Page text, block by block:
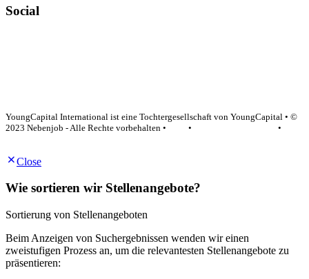
Social
YoungCapital International ist eine Tochtergesellschaft von YoungCapital • ©
2023 Nebenjob - Alle Rechte vorbehalten •
•
•
Close
Wie sortieren wir Stellenangebote?
Sortierung von Stellenangeboten
Beim Anzeigen von Suchergebnissen wenden wir einen
zweistufigen Prozess an, um die relevantesten Stellenangebote zu
präsentieren: